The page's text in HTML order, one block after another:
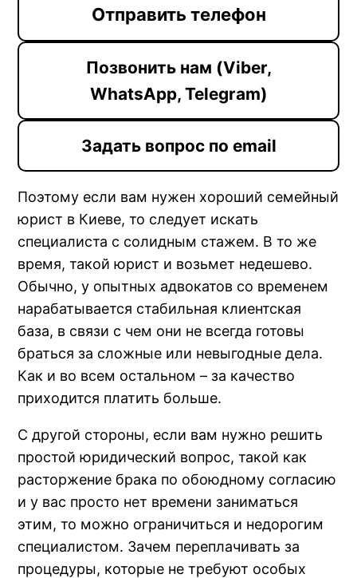
Позвонить нам (Viber,
WhatsApp, Telegram)
Задать вопрос по email
Поэтому если вам нужен хороший семейный
юрист в Киеве, то следует искать
специалиста с солидным стажем. В то же
время, такой юрист и возьмет недешево.
Обычно, у опытных адвокатов со временем
нарабатывается стабильная клиентская
база, в связи с чем они не всегда готовы
браться за сложные или невыгодные дела.
Как и во всем остальном – за качество
приходится платить больше.
С другой стороны, если вам нужно решить
простой юридический вопрос, такой как
расторжение брака по обоюдному согласию
и у вас просто нет времени заниматься
этим, то можно ограничиться и недорогим
специалистом. Зачем переплачивать за
процедуры, которые не требуют особых